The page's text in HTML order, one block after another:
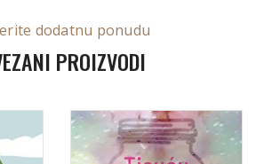
dodatnu ponudu
PROIZVODI